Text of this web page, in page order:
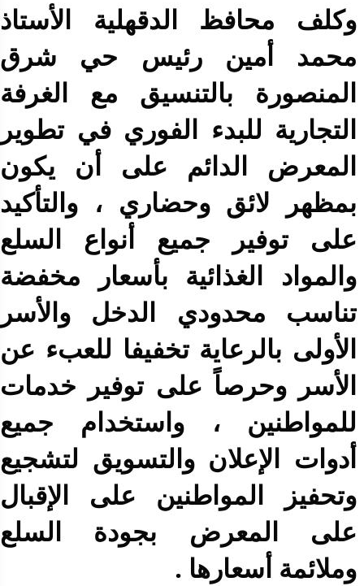
وكلف محافظ الدقهلية الأستاذ
محمد أمين رئيس حي شرق
المنصورة بالتنسيق مع الغرفة
التجارية للبدء الفوري في تطوير
المعرض الدائم على أن يكون
بمظهر لائق وحضاري ، والتأكيد
على توفير جميع أنواع السلع
والمواد الغذائية بأسعار مخفضة
تناسب محدودي الدخل والأسر
الأولى بالرعاية تخفيفا للعبء عن
الأسر وحرصاً على توفير خدمات
للمواطنين ، واستخدام جميع
أدوات الإعلان والتسويق لتشجيع
وتحفيز المواطنين على الإقبال
على المعرض بجودة السلع
وملائمة أسعارها .